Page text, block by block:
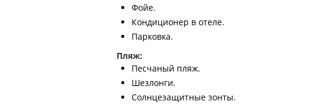
Фойе.
Кондиционер в отеле.
Парковка.
Пляж:
Песчаный пляж.
Шезлонги.
Солнцезащитные зонты.